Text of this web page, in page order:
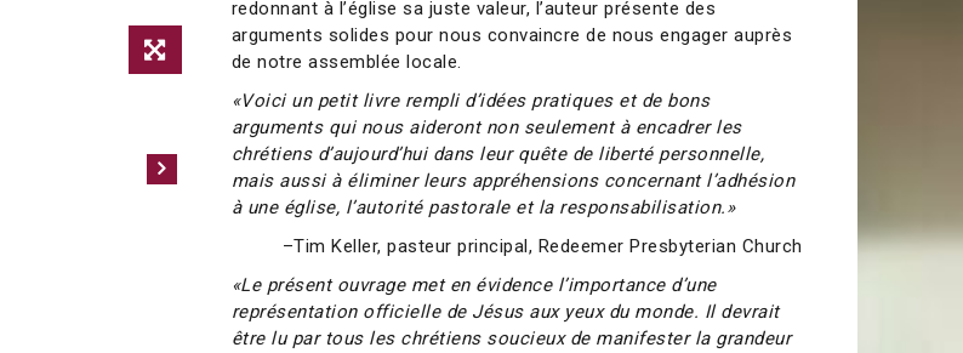
redonnant à l’église sa juste valeur, l’auteur présente des
arguments solides pour nous convaincre de nous engager auprès
de notre assemblée locale.
«Voici un petit livre rempli d’idées pratiques et de bons
arguments qui nous aideront non seulement à encadrer les
chrétiens d’aujourd’hui dans leur quête de liberté personnelle,
mais aussi à éliminer leurs appréhensions concernant l’adhésion
à une église, l’autorité pastorale et la responsabilisation.»
–Tim Keller, pasteur principal, Redeemer Presbyterian Church
«Le présent ouvrage met en évidence l’importance d’une
représentation officielle de Jésus aux yeux du monde. Il devrait
être lu par tous les chrétiens soucieux de manifester la grandeur